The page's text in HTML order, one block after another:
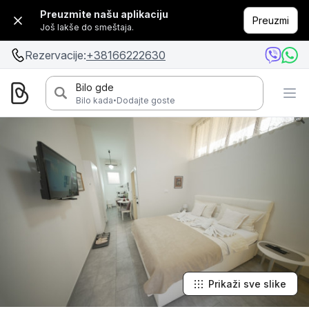
Preuzmite našu aplikaciju
Još lakše do smeštaja.
Preuzmi
Rezervacije:+38166222630
Bilo gde
Bilo kada·Dodajte goste
Prikaži sve slike